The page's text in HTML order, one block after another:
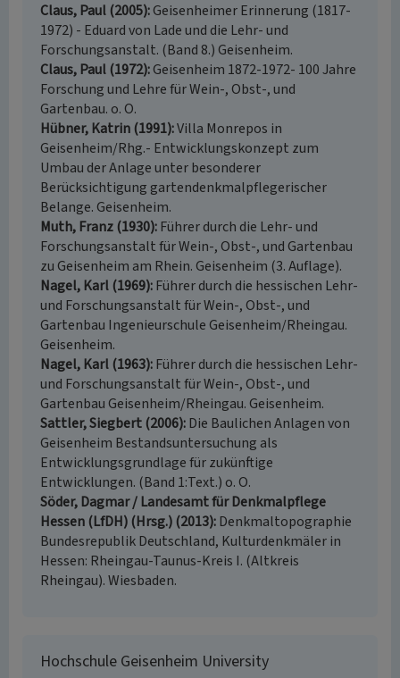
Claus, Paul (2005) Geisenheimer Erinnerung (1817-
1972) - Eduard von Lade und die Lehr- und
Forschungsanstalt. (Band 8.) Geisenheim.
Claus, Paul (1972) Geisenheim 1872-1972- 100 Jahre
Forschung und Lehre für Wein-, Obst-, und
Gartenbau. o. O.
Hübner, Katrin (1991) Villa Monrepos in
Geisenheim/Rhg.- Entwicklungskonzept zum
Umbau der Anlage unter besonderer
Berücksichtigung gartendenkmalpflegerischer
Belange. Geisenheim.
Muth, Franz (1930) Führer durch die Lehr- und
Forschungsanstalt für Wein-, Obst-, und Gartenbau
zu Geisenheim am Rhein. Geisenheim (3. Auflage).
Nagel, Karl (1969) Führer durch die hessischen Lehr-
und Forschungsanstalt für Wein-, Obst-, und
Gartenbau Ingenieurschule Geisenheim/Rheingau.
Geisenheim.
Nagel, Karl (1963) Führer durch die hessischen Lehr-
und Forschungsanstalt für Wein-, Obst-, und
Gartenbau Geisenheim/Rheingau. Geisenheim.
Sattler, Siegbert (2006) Die Baulichen Anlagen von
Geisenheim Bestandsuntersuchung als
Entwicklungsgrundlage für zukünftige
Entwicklungen. (Band 1:Text.) o. O.
Söder, Dagmar / Landesamt für Denkmalpflege
Hessen (LfDH) (Hrsg.) (2013) Denkmaltopographie
Bundesrepublik Deutschland, Kulturdenkmäler in
Hessen: Rheingau-Taunus-Kreis I. (Altkreis
Rheingau). Wiesbaden.
Hochschule Geisenheim University